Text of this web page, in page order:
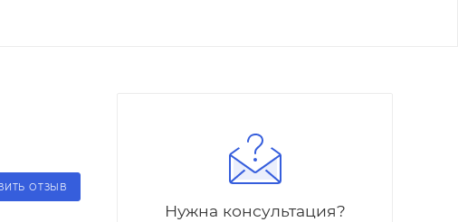
ОТЗЫВ
Нужна консультация?